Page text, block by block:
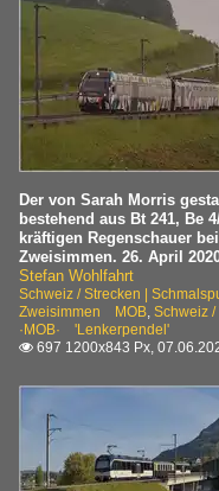
Der von Sarah Morris
bestehend aus Bt 241, Be
kräftigen Regenschauer
Zweisimmen. 26. April
Stefan Wohlfahrt
Schweiz / Strecken |
Zweisimmen MOB, Schweiz
·MOB· 'Lenkerpendel'
 697 1200x843 Px,